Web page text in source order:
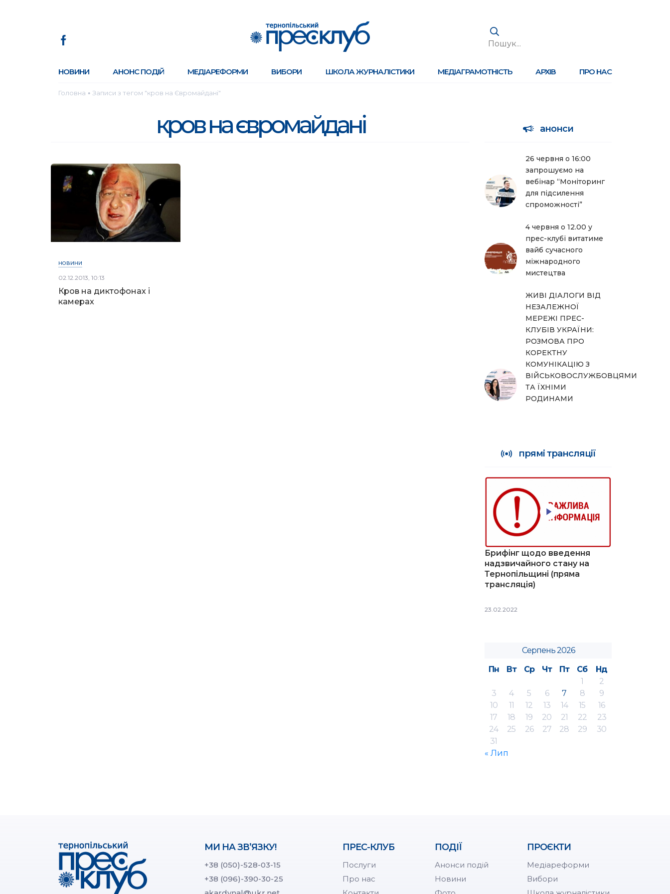
НОВИНИ АНОНС ПОДІЙ МЕДІАРЕФОРМИ ВИБОРИ ШКОЛА ЖУРНАЛІСТИКИ МЕДІАГРАМОТНІСТЬ АРХІВ ПРО НАС
Головна ● Записи з тегом "кров на Євромайдані"
кров на євромайдані
НОВИНИ
02.12.2013, 10:13
Кров на диктофонах і
камерах
анонси
26 червня о 16:00
запрошуємо на
вебінар “Моніторинг
для підсилення
спроможності”
4 червня о 12.00 у
прес-клубі витатиме
вайб сучасного
міжнародного
мистецтва
ЖИВІ ДІАЛОГИ ВІД
НЕЗАЛЕЖНОЇ
МЕРЕЖІ ПРЕС-
КЛУБІВ УКРАЇНИ:
РОЗМОВА ПРО
КОРЕКТНУ
КОМУНІКАЦІЮ З
ВІЙСЬКОВОСЛУЖБОВЦЯМИ
ТА ЇХНІМИ
РОДИНАМИ
прямі трансляції
Брифінг щодо введення
надзвичайного стану на
Тернопільщині (пряма
трансляція)
23.02.2022
Серпень 2026
Пн
Вт Ср Чт Пт Сб
Нд
1
2
3
4 5 6 7 8
9
10
11 12 13 14 15
16
17
18 19 20 21 22
23
24
25 26 27 28 29
30
31
« Лип
МИ НА ЗВ’ЯЗКУ!
+38 (050)-528-03-15
+38 (096)-390-30-25
ПРЕС-КЛУБ
Послуги
Про нас
ПОДІЇ
Анонси подій
Новини
ПРОЄКТИ
Медіареформи
Вибори